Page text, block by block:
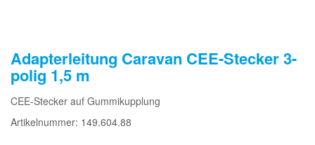
Adapterleitung Caravan CEE-Stecker 3-
polig 1,5 m
CEE-Stecker auf Gummikupplung
Artikelnummer: 149.604.88